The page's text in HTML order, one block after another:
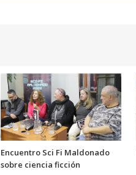
Encuentro Sci Fi Maldonado
sobre ciencia ficción